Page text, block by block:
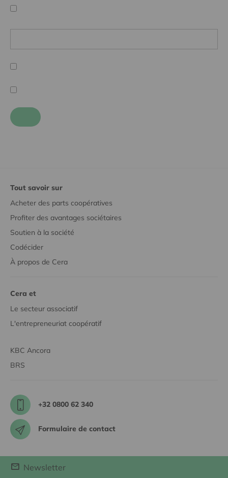
Tout savoir sur
Acheter des parts coopératives
Profiter des avantages sociétaires
Soutien à la société
Codécider
À propos de Cera
Cera et
Le secteur associatif
L'entrepreneuriat coopératif
KBC Ancora
BRS
+32 0800 62 340
Formulaire de contact
Newsletter